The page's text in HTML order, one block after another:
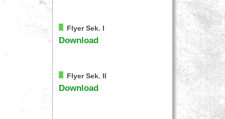
Flyer Sek. I
Download
Flyer Sek. II
Download